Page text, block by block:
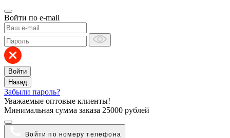
Войти по e-mail
Войти
Назад
Забыли пароль?
Уважаемые оптовые клиенты!
Минимальная сумма заказа 25000 рублей
Войти по номеру телефона